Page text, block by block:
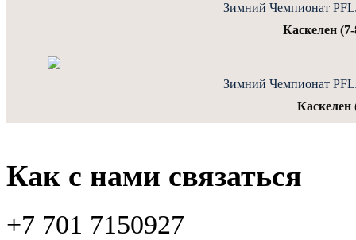
Зимний Чемпионат
Каскелен
Зимний Чемпионат
Каскелен
Как с нами связаться
+7 701 7150927